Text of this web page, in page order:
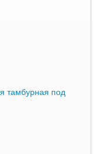
тамбурная под